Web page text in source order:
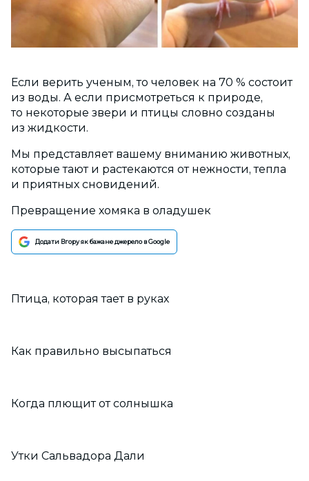
Если верить ученым, то человек на 70 % состоит
из воды. А если присмотреться к природе,
то некоторые звери и птицы словно созданы
из жидкости.
Мы представляет вашему вниманию животных,
которые тают и растекаются от нежности, тепла
и приятных сновидений.
Превращение хомяка в оладушек
Додати Вгору як бажане джерело в Google
Птица, которая тает в руках
Как правильно высыпаться
Когда плющит от солнышка
Утки Сальвадора Дали